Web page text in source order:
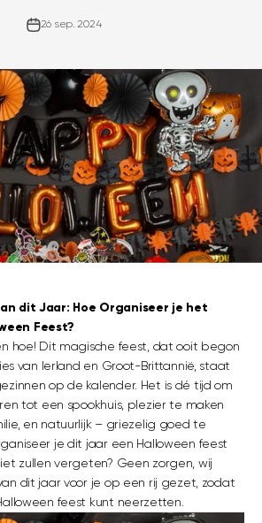
26 sep. 2024
dit Jaar: Hoe Organiseer je het
Feest?
hoe! Dit magische feest, dat ooit begon
van Ierland en Groot-Brittannië, staat
op de kalender. Het is dé tijd om
tot een spookhuis, plezier te maken
en natuurlijk – griezelig goed te
je dit jaar een Halloween feest
zullen vergeten? Geen zorgen, wij
dit jaar voor je op een rij gezet, zodat
feest kunt neerzetten.